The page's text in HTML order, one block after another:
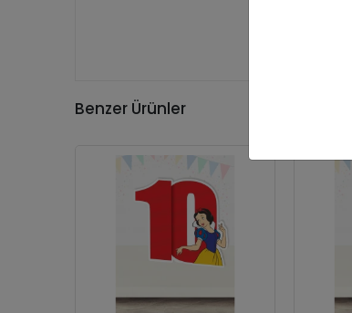
Benzer Ürünler